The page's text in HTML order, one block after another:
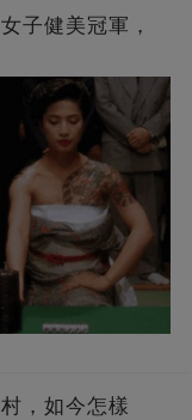
子健美冠軍，
，如今怎樣